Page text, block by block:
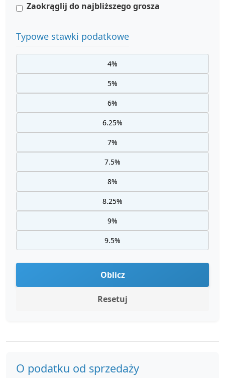
Zaokrąglij do najbliższego grosza
Typowe stawki podatkowe
4%
5%
6%
6.25%
7%
7.5%
8%
8.25%
9%
9.5%
Oblicz
Resetuj
O podatku od sprzedaży